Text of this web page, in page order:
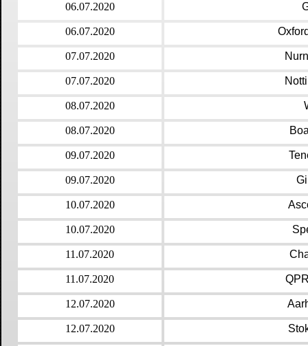
06.07.2020
06.07.2020
07.07.2020
07.07.2020
08.07.2020
08.07.2020
09.07.2020
09.07.2020
10.07.2020
10.07.2020
11.07.2020
11.07.2020
12.07.2020
12.07.2020